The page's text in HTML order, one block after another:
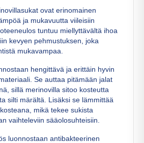
ovat erinomainen
ja mukavuutta viileisiin
tuntuu miellyttävältä ihoa
kevyen pehmustuksen, joka
mukavampaa.
hengittävä ja erittäin hyvin
Se auttaa pitämään jalat
sillä merinovilla sitoo kosteutta
silti märältä. Lisäksi se lämmittää
mikä tekee sukista
vaihteleviin sääolosuhteisiin.
luonnostaan antibakteerinen